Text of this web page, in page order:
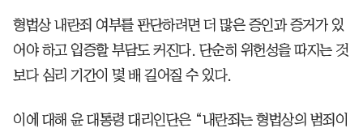
형법상 내란죄 여부를 판단하려면 더 많은 증인과 증거가 있
어야 하고 입증할 부담도 커진다. 단순히 위헌성을 따지는 것
보다 심리 기간이 몇 배 길어질 수 있다.
이에 대해 윤 대통령 대리인단은 “내란죄는 형법상의 범죄이